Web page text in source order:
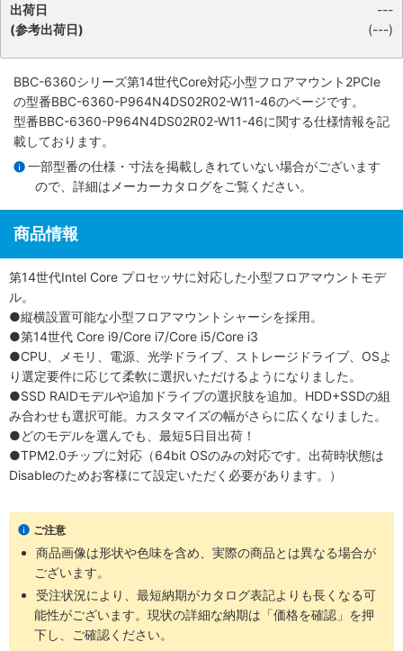
出荷日
(参考出荷日)
---
(---)
BBC-6360シリーズ第14世代Core対応小型フロアマウント2PCIe
の型番BBC-6360-P964N4DS02R02-W11-46のページです。
型番BBC-6360-P964N4DS02R02-W11-46に関する仕様情報を記
載しております。
一部型番の仕様・寸法を掲載しきれていない場合がございます
ので、詳細は メーカーカタログをご覧ください。
商品情報
第14世代Intel Core プロセッサに対応した小型フロアマウントモデ
ル。
●縦横設置可能な小型フロアマウントシャーシを採用。
●第14世代 Core i9/Core i7/Core i5/Core i3
●CPU、メモリ、電源、光学ドライブ、ストレージドライブ、OSよ
り選定要件に応じて柔軟に選択いただけるようになりました。
●SSD RAIDモデルや追加ドライブの選択肢を追加。HDD+SSDの組
み合わせも選択可能。カスタマイズの幅がさらに広くなりました。
●どのモデルを選んでも、最短5日目出荷！
●TPM2.0チップに対応（64bit OSのみの対応です。出荷時状態は
Disableのためお客様にて設定いただく必要があります。）
ご注意
商品画像は形状や色味を含め、実際の商品とは異なる場合が
ございます。
受注状況により、最短納期がカタログ表記よりも長くなる可
能性がございます。現状の詳細な納期は「価格を確認」を押
下し、ご確認ください。